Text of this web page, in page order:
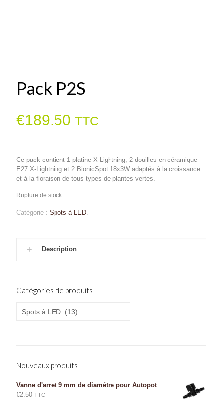
Pack P2S
€189.50 TTC
Ce pack contient 1 platine X-Lightning, 2 douilles en céramique
E27 X-Lightning et 2 BionicSpot 18x3W adaptés à la croissance
et à la floraison de tous types de plantes vertes.
Rupture de stock
Catégorie : Spots à LED
Description
Catégories de produits
Nouveaux produits
Vanne d'arret 9 mm de diamétre pour Autopot
€2.50 TTC